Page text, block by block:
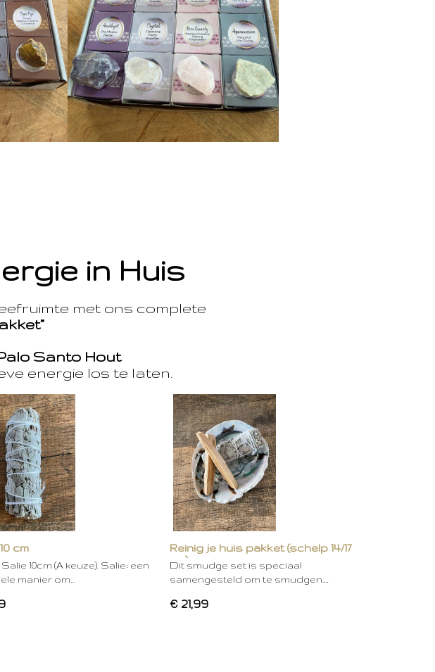
in Huis
met ons complete
Santo Hout
energie los te laten.
cm
10cm (A keuze). Salie: een
manier om…
Reinig je huis pakket (schelp 14/17
cm)
Dit smudge set is speciaal
samengesteld om te smudgen.…
€ 21,99